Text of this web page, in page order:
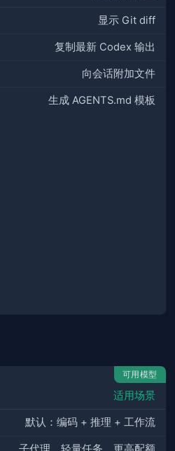
显示 Git diff
复制最新 Codex 输出
向会话附加文件
生成 AGENTS.md 模板
可用模型
适用场景
默认：编码 + 推理 + 工作流